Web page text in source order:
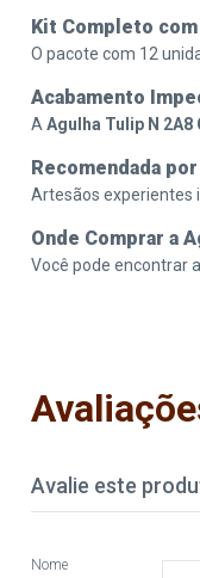
Kit Completo
O pacote com 12
Acabamento
A Agulha Tulip N 2A8
Recomendada
Artesãos experientes
Onde Comprar a
Você pode encontrar a
Avalie este
Nome